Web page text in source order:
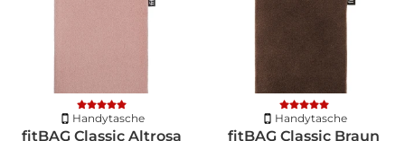
Handytasche
fitBAG Classic Altrosa
Handytasche
fitBAG Classic Braun